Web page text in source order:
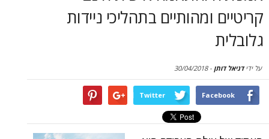
ומהותיים בתהליכי ניידות
-
30/04/2018
Twitter